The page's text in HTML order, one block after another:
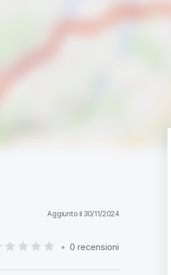
Aggiunto il 30/11/2024
• 0 recensioni